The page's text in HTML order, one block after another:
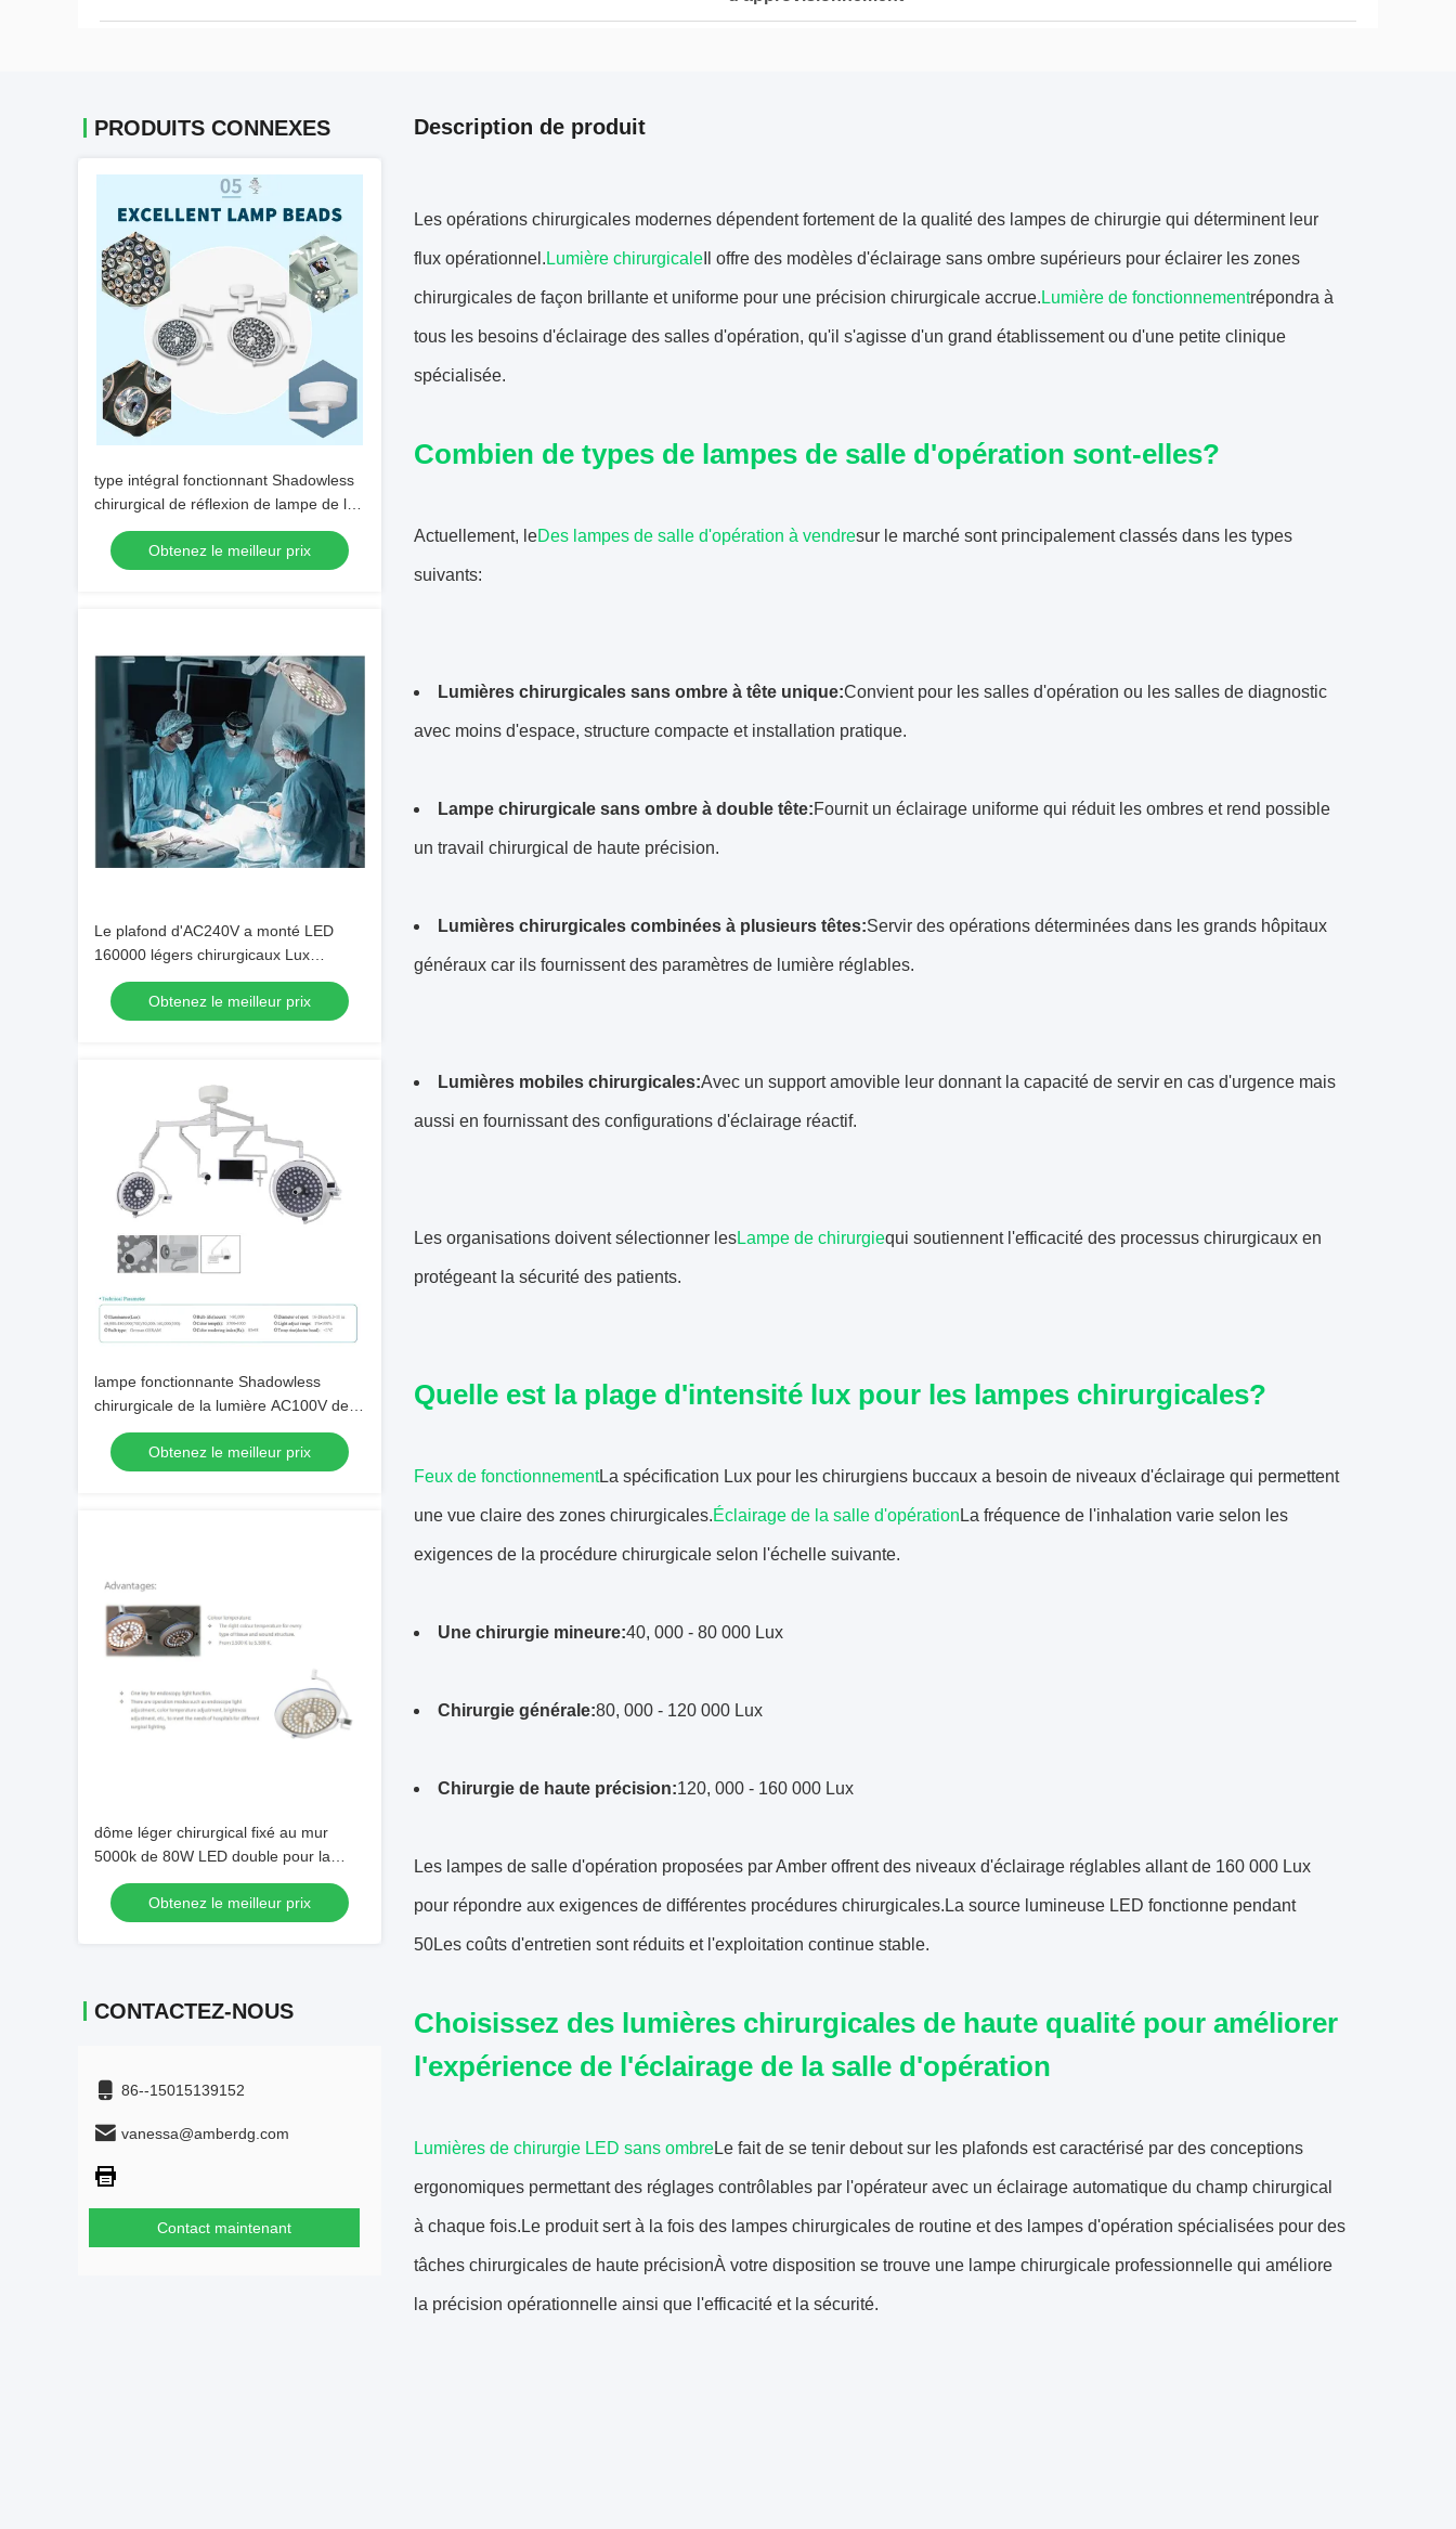
PRODUITS CONNEXES
type intégral fonctionnant Shadowless
chirurgical de réflexion de lampe de la
lumière LED de 50Hz 60Hz LED
Obtenez le meilleur prix
Le plafond d'AC240V a monté LED
160000 légers chirurgicaux Lux
Medical Equipment
Obtenez le meilleur prix
lampe fonctionnante Shadowless
chirurgicale de la lumière AC100V de
60000h LED
Obtenez le meilleur prix
dôme léger chirurgical fixé au mur
5000k de 80W LED double pour la
salle d'opération
Obtenez le meilleur prix
CONTACTEZ-NOUS
86--15015139152
vanessa@amberdg.com
Contact maintenant
Description de produit
Les opérations chirurgicales modernes dépendent fortement de la qualité des lampes de chirurgie qui déterminent leur
flux opérationnel. Lumière chirurgicale Il offre des modèles d'éclairage sans ombre supérieurs pour éclairer les zones
chirurgicales de façon brillante et uniforme pour une précision chirurgicale accrue. Lumière de fonctionnementrépondra à
tous les besoins d'éclairage des salles d'opération, qu'il s'agisse d'un grand établissement ou d'une petite clinique
spécialisée.
Combien de types de lampes de salle d'opération sont-elles?
Actuellement, leDes lampes de salle d'opération à vendresur le marché sont principalement classés dans les types
suivants:
Lumières chirurgicales sans ombre à tête unique:Convient pour les salles d'opération ou les salles de diagnostic
avec moins d'espace, structure compacte et installation pratique.
Lampe chirurgicale sans ombre à double tête:Fournit un éclairage uniforme qui réduit les ombres et rend possible
un travail chirurgical de haute précision.
Lumières chirurgicales combinées à plusieurs têtes:Servir des opérations déterminées dans les grands hôpitaux
généraux car ils fournissent des paramètres de lumière réglables.
Lumières mobiles chirurgicales:Avec un support amovible leur donnant la capacité de servir en cas d'urgence mais
aussi en fournissant des configurations d'éclairage réactif.
Les organisations doivent sélectionner lesLampe de chirurgiequi soutiennent l'efficacité des processus chirurgicaux en
protégeant la sécurité des patients.
Quelle est la plage d'intensité lux pour les lampes chirurgicales?
Feux de fonctionnementLa spécification Lux pour les chirurgiens buccaux a besoin de niveaux d'éclairage qui permettent
une vue claire des zones chirurgicales.Éclairage de la salle d'opération La fréquence de l'inhalation varie selon les
exigences de la procédure chirurgicale selon l'échelle suivante.
Une chirurgie mineure:40, 000 - 80 000 Lux
Chirurgie générale:80, 000 - 120 000 Lux
Chirurgie de haute précision:120, 000 - 160 000 Lux
Les lampes de salle d'opération proposées par Amber offrent des niveaux d'éclairage réglables allant de 160 000 Lux
pour répondre aux exigences de différentes procédures chirurgicales.La source lumineuse LED fonctionne pendant
50Les coûts d'entretien sont réduits et l'exploitation continue stable.
Choisissez des lumières chirurgicales de haute qualité pour améliorer
l'expérience de l'éclairage de la salle d'opération
Lumières de chirurgie LED sans ombreLe fait de se tenir debout sur les plafonds est caractérisé par des conceptions
ergonomiques permettant des réglages contrôlables par l'opérateur avec un éclairage automatique du champ chirurgical
à chaque fois.Le produit sert à la fois des lampes chirurgicales de routine et des lampes d'opération spécialisées pour des
tâches chirurgicales de haute précisionÀ votre disposition se trouve une lampe chirurgicale professionnelle qui améliore
la précision opérationnelle ainsi que l'efficacité et la sécurité.